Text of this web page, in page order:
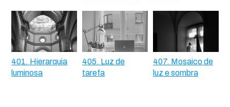
401. Hierarquia
luminosa
405. Luz de
tarefa
407. Mosaico de
luz e sombra